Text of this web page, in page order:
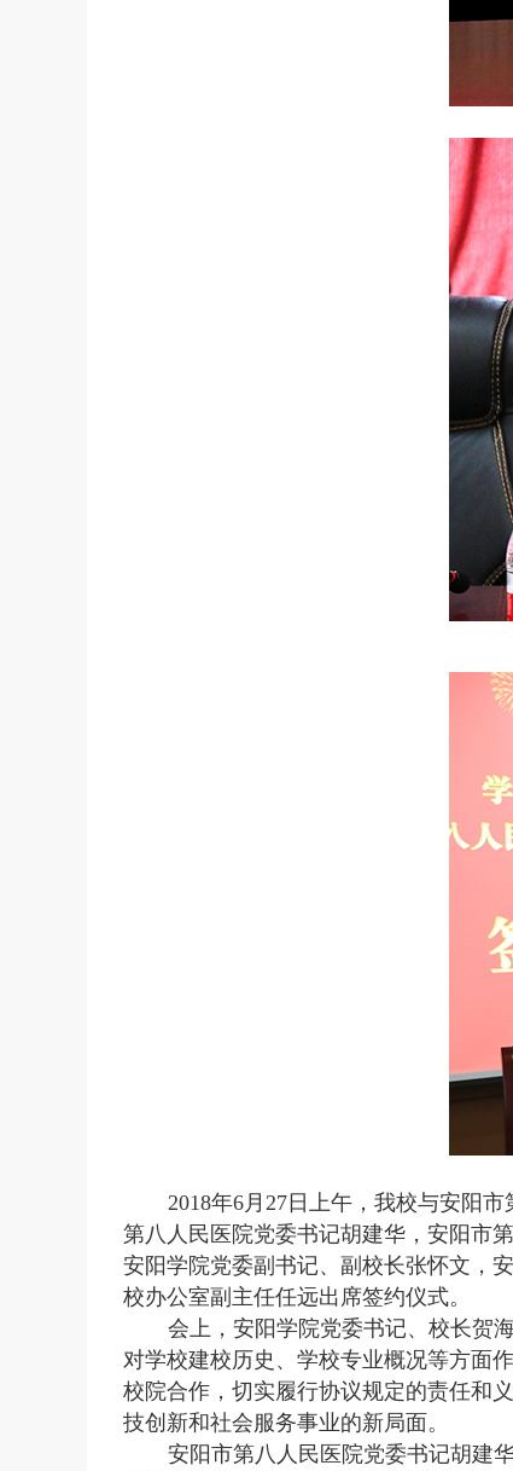
2018年6月27日上午，我校与安阳
第八人民医院党委书记胡建华，安阳市
安阳学院党委副书记、副校长张怀文，
校办公室副主任任远出席签约仪式。
会上，安阳学院党委书记、校长贺
对学校建校历史、学校专业概况等方面
校院合作，切实履行协议规定的责任和
技创新和社会服务事业的新局面。
安阳市第八人民医院党委书记胡建